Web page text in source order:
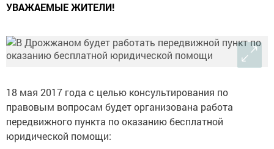
УВАЖАЕМЫЕ ЖИТЕЛИ!
18 мая 2017 года с целью консультирования по
правовым вопросам будет организована работа
передвижного пункта по оказанию бесплатной
юридической помощи: